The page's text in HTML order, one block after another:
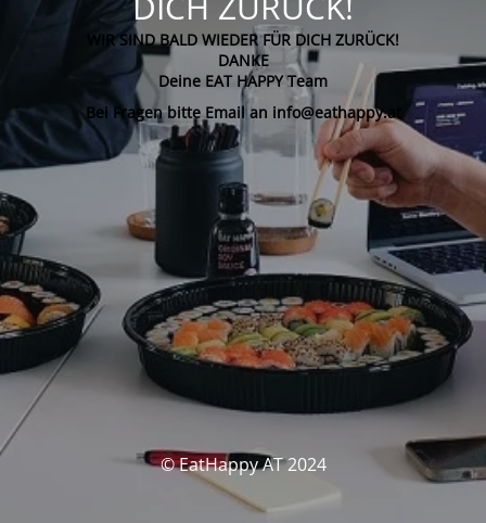
WIR SIND BALD WIEDER FÜR DICH ZURÜCK!
DANKE
Deine EAT HAPPY Team
Bei Fragen bitte Email an info@eathappy.at
© EatHappy AT 2024